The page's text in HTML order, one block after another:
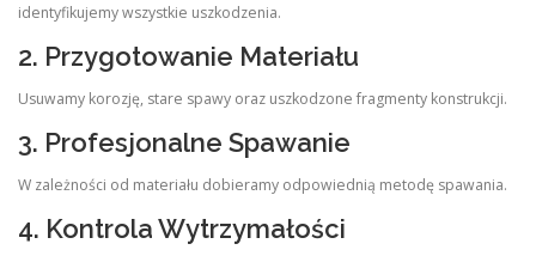
identyfikujemy wszystkie uszkodzenia.
2. Przygotowanie Materiału
Usuwamy korozję, stare spawy oraz uszkodzone fragmenty konstrukcji.
3. Profesjonalne Spawanie
W zależności od materiału dobieramy odpowiednią metodę spawania.
4. Kontrola Wytrzymałości